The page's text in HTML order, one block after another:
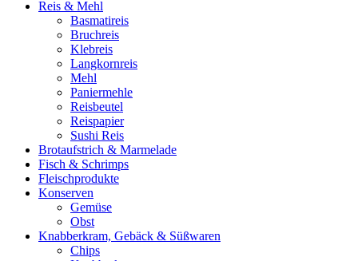
Reis & Mehl
Basmatireis
Bruchreis
Klebreis
Langkornreis
Mehl
Paniermehle
Reisbeutel
Reispapier
Sushi Reis
Brotaufstrich & Marmelade
Fisch & Schrimps
Fleischprodukte
Konserven
Gemüse
Obst
Knabberkram, Gebäck & Süßwaren
Chips